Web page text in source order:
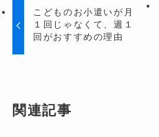
こどものお小遣いが月
１回じゃなくて、週１
回がおすすめの理由
関連記事